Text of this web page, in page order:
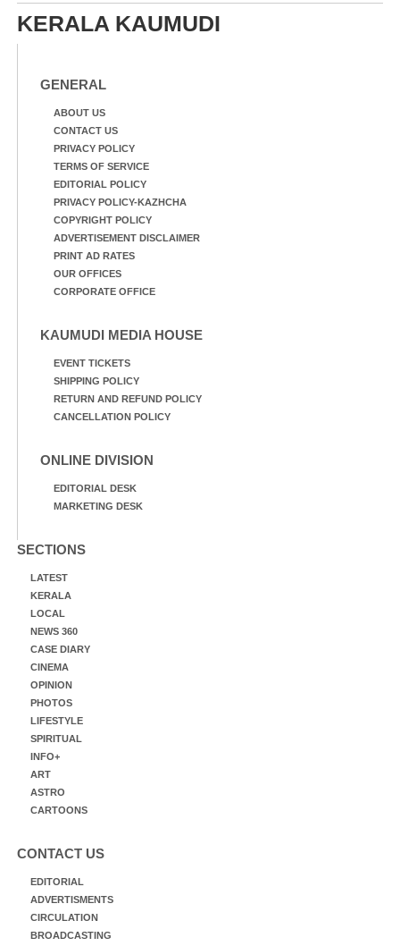
KERALA KAUMUDI
GENERAL
ABOUT US
CONTACT US
PRIVACY POLICY
TERMS OF SERVICE
EDITORIAL POLICY
PRIVACY POLICY-KAZHCHA
COPYRIGHT POLICY
ADVERTISEMENT DISCLAIMER
PRINT AD RATES
OUR OFFICES
CORPORATE OFFICE
KAUMUDI MEDIA HOUSE
EVENT TICKETS
SHIPPING POLICY
RETURN AND REFUND POLICY
CANCELLATION POLICY
ONLINE DIVISION
EDITORIAL DESK
MARKETING DESK
SECTIONS
LATEST
KERALA
LOCAL
NEWS 360
CASE DIARY
CINEMA
OPINION
PHOTOS
LIFESTYLE
SPIRITUAL
INFO+
ART
ASTRO
CARTOONS
CONTACT US
EDITORIAL
ADVERTISMENTS
CIRCULATION
BROADCASTING